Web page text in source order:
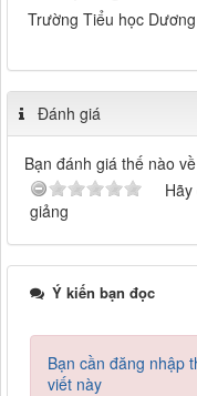
Trường Tiểu học
Đánh giá
Bạn đánh giá thế nào
giảng
Ý kiến bạn đọc
Bạn cần đăng nhập
viết này